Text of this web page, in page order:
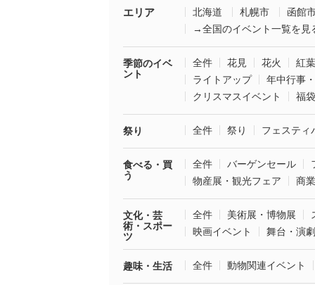
エリア 北海道 札幌市
函館
→全国のイベント一覧を見
季節のイベ
ント
全件 花見 花火
紅葉
ライトアップ
年中行事
クリスマスイベント
福
祭り 全件 祭り フェスティ
食べる・買
う
全件 バーゲンセール
物産展・観光フェア
商
文化・芸
術・スポー
ツ
全件 美術展・博物展
映画イベント
舞台・演劇
趣味・生活 全件 動物関連イベント